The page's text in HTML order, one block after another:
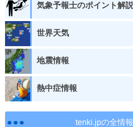
気象予報士のポイント解説
世界天気
地震情報
熱中症情報
tenki.jpの全情